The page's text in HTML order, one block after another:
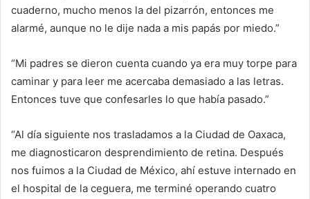
cuaderno, mucho menos la del pizarrón, entonces me
alarmé, aunque no le dije nada a mis papás por miedo.”
“Mi padres se dieron cuenta cuando ya era muy torpe para
caminar y para leer me acercaba demasiado a las letras.
Entonces tuve que confesarles lo que había pasado.”
“Al día siguiente nos trasladamos a la Ciudad de Oaxaca,
me diagnosticaron desprendimiento de retina. Después
nos fuimos a la Ciudad de México, ahí estuve internado en
el hospital de la ceguera, me terminé operando cuatro